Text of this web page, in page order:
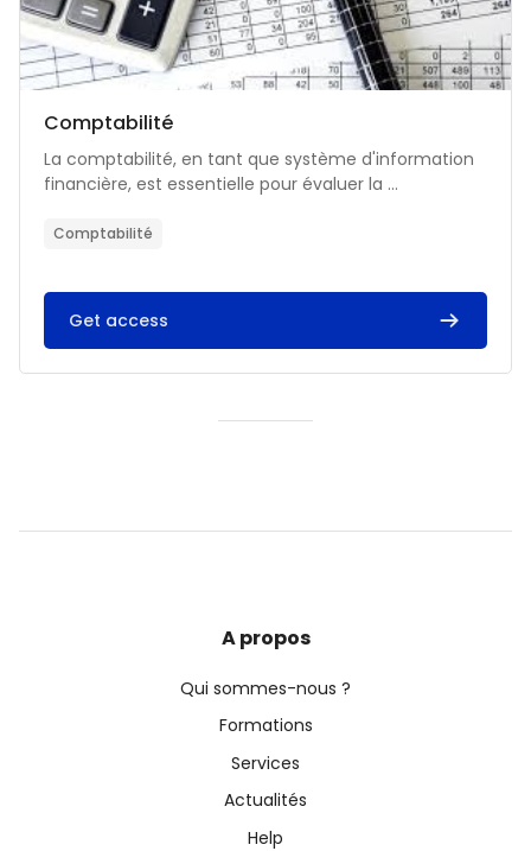
Catégorie de cours
Nom du cours
Comptabilité
Résumé du cours :
La comptabilité, en tant que système d'information
financière, est essentielle pour évaluer la ...
Comptabilité
Get access
A propos
Qui sommes-nous ?
Formations
Services
Actualités
Help